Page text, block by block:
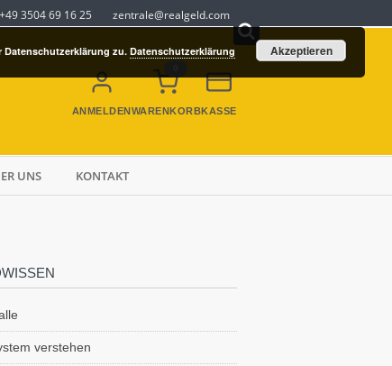
+49 3504 69 16 25 zentrale@realgeld.com
ANMELDENWARENKORBKASSE
UNS KONTAKT
verstehen
Datenschutzerklärung zu. Datenschutzerklärung Akzeptieren